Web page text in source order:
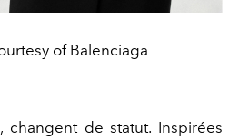
of Balenciaga
changent de statut. Inspirées